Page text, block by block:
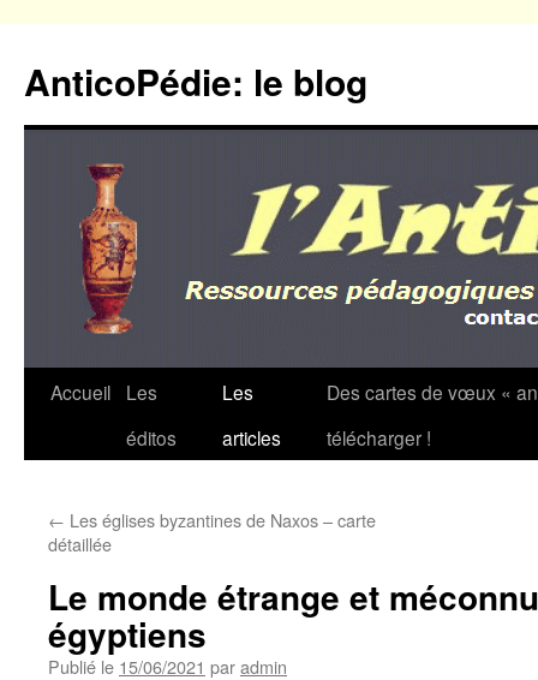
contenu
AnticoPédie: le blog
Accueil
Les
éditos
Les
articles
Des cartes de vœux «
télécharger !
← Les églises byzantines de Naxos – carte
détaillée
Le monde étrange et
égyptiens
Publié le 15/06/2021 paradmin